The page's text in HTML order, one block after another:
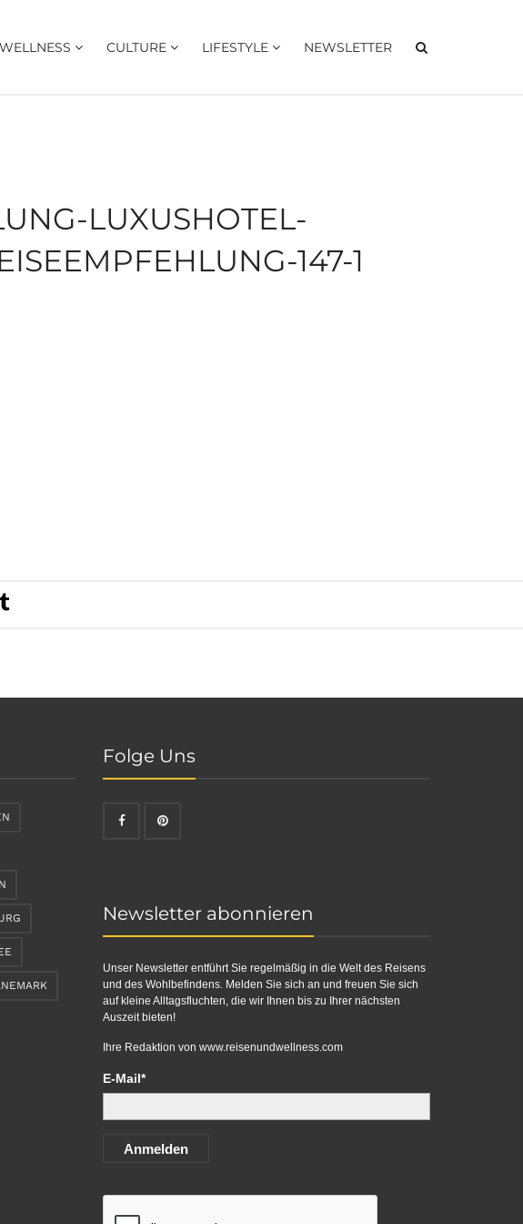
WELLNESS CULTURE LIFESTYLE NEWSLETTER
LUXUSHOTEL-
147-1
Folge Uns
Newsletter abonnieren
Unser Newsletter entführt Sie regelmäßig in die Welt des Reisens
und des Wohlbefindens. Melden Sie sich an und freuen Sie sich
auf kleine Alltagsfluchten, die wir Ihnen bis zu Ihrer nächsten
Auszeit bieten!
Ihre Redaktion von www.reisenundwellness.com
E-Mail*
Anmelden